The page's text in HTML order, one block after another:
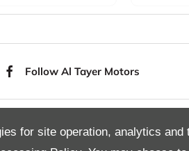
for site operation, analytics and
Follow Al Tayer Motors